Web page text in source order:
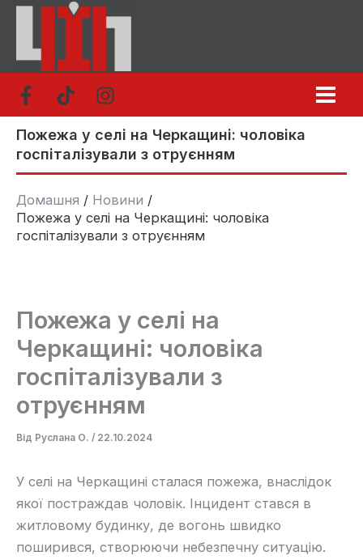
Перейти
вмісту
Пожежа у селі на Черкащині: чоловіка
госпіталізували з отруєнням
Домашня
Новини
Пожежа у селі на Черкащині: чоловіка
госпіталізували з отруєнням
Пожежа у селі на
Черкащині: чоловіка
госпіталізували з
отруєнням
Від Руслана О. / 22.10.2024
У селі на Черкащині сталася пожежа, внаслідок
якої постраждав чоловік. Інцидент стався в
житловому будинку, де вогонь швидко
поширився, створюючи небезпечну ситуацію.